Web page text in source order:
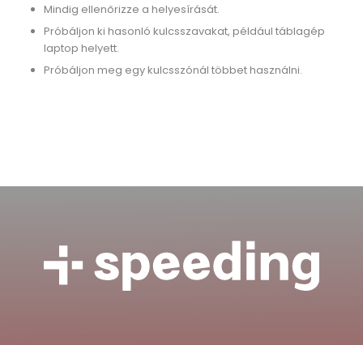
Mindig ellenőrizze a helyesírását.
Próbáljon ki hasonló kulcsszavakat, például táblagép
laptop helyett.
Próbáljon meg egy kulcsszónál többet használni.